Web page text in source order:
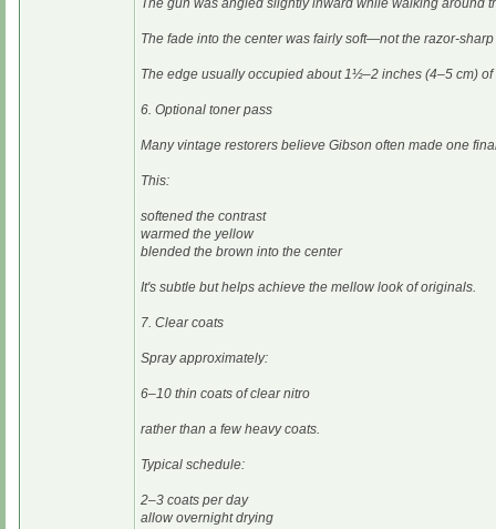
The gun was angled slightly inward while walking around
The fade into the center was fairly soft—not the razor-
The edge usually occupied about 1½–2 inches (4–5 cm) of
6. Optional toner pass
Many vintage restorers believe Gibson often made one
This:
softened the contrast
warmed the yellow
blended the brown into the center
It's subtle but helps achieve the mellow look of originals.
7. Clear coats
Spray approximately:
6–10 thin coats of clear nitro
rather than a few heavy coats.
Typical schedule:
2–3 coats per day
allow overnight drying